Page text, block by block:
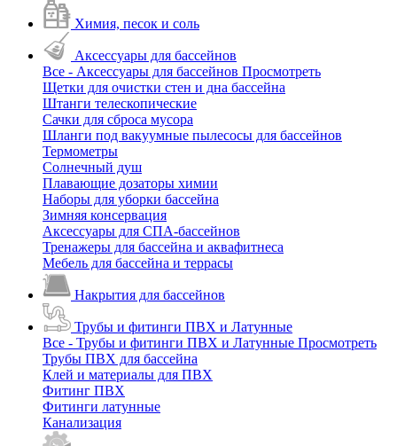
Химия, песок и соль
Аксессуары для бассейнов
Все - Аксессуары для бассейнов Просмотреть
Щетки для очистки стен и дна бассейна
Штанги телескопические
Сачки для сброса мусора
Шланги под вакуумные пылесосы для бассейнов
Термометры
Солнечный душ
Плавающие дозаторы химии
Наборы для уборки бассейна
Зимняя консервация
Аксессуары для СПА-бассейнов
Тренажеры для бассейна и аквафитнеса
Мебель для бассейна и террасы
Накрытия для бассейнов
Трубы и фитинги ПВХ и Латунные
Все - Трубы и фитинги ПВХ и Латунные Просмотреть
Трубы ПВХ для бассейна
Клей и материалы для ПВХ
Фитинг ПВХ
Фитинги латунные
Канализация